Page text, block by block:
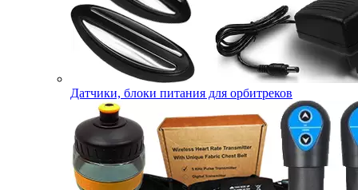
Датчики, блоки питания для орбитреков